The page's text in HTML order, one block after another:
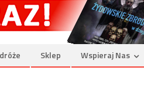
Sklep Wspieraj Nas